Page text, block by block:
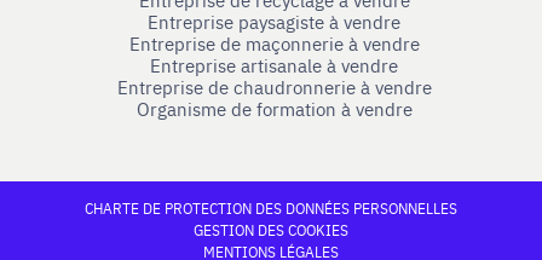
Entreprise paysagiste à vendre
Entreprise de maçonnerie à vendre
Entreprise artisanale à vendre
Entreprise de chaudronnerie à vendre
Organisme de formation à vendre
CHARTE DE PROTECTION DES DONNÉES PERSONNELLES
GESTION DES COOKIES
MENTIONS LÉGALES